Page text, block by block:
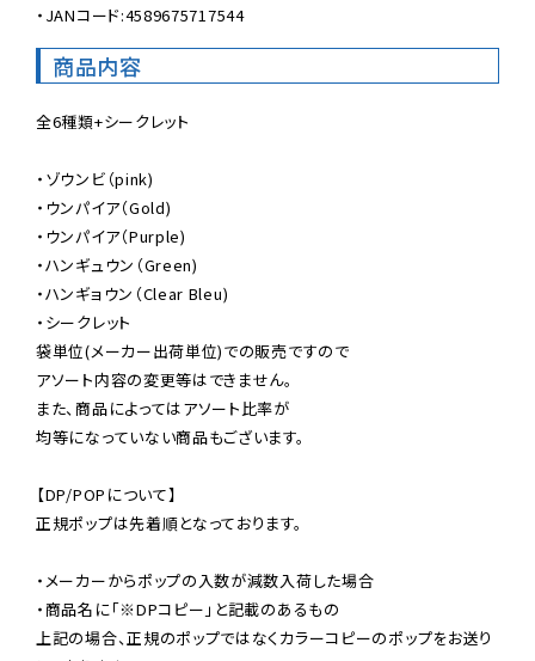
・JANコード:4589675717544
商品内容
全6種類+シークレット
・ゾウンビ（pink)
・ウンパイア（Gold)
・ウンパイア（Purple)
・ハンギュウン（Green)
・ハンギョウン（Clear Bleu)
・シークレット
袋単位(メーカー出荷単位)での販売ですので
アソート内容の変更等はできません。
また、商品によってはアソート比率が
均等になっていない商品もございます。
【DP/POPについて】
正規ポップは先着順となっております。
・メーカーからポップの入数が減数入荷した場合
・商品名に「※DPコピー」と記載のあるもの
上記の場合、正規のポップではなくカラーコピーのポップをお送り